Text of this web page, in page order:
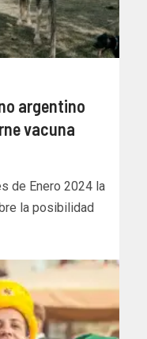
argentino
vacuna
de Enero 2024 la
la posibilidad